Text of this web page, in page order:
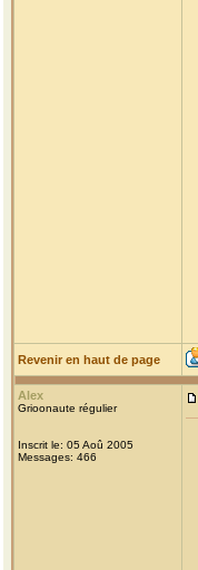
Revenir en haut de page
Alex
Grioonaute régulier
Inscrit le: 05 Aoû 2005
Messages: 466